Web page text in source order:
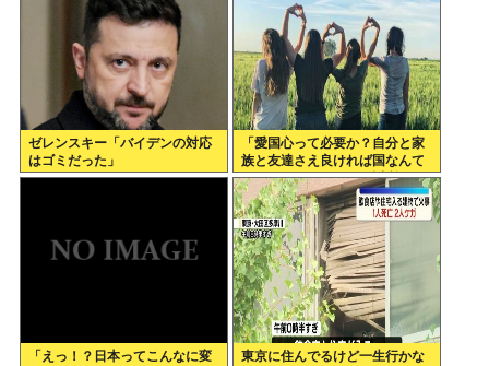
ゼレンスキー「バイデンの対応
はゴミだった」
「愛国心って必要か？自分と家
族と友達さえ良ければ国なんて
どうでもいいじゃん。近所のコ
ンビニの方がまだ大切だわ」7万
いいね
「えっ！？日本ってこんなに変
東京に住んでるけど一生行かな